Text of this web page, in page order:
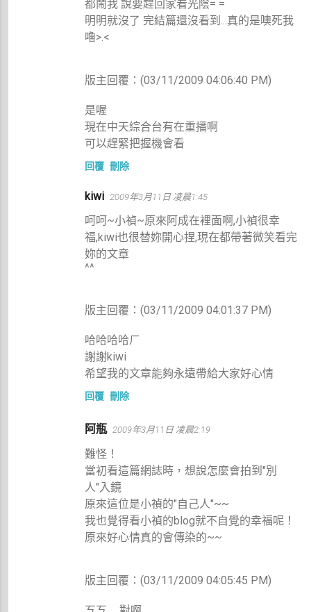
都鬧我 說要趕回家看光陰= =
明明就沒了 完結篇還沒看到...真的是噢死我
嚕>.<
版主回覆：(03/11/2009 04:06:40 PM)
是喔
現在中天綜合台有在重播啊
可以趕緊把握機會看
回覆 刪除
kiwi 2009年3月11日 凌晨1:45
呵呵~小禎~原來阿成在裡面啊,小禎很幸
福,kiwi也很替妳開心捏,現在都帶著微笑看完
妳的文章
^^
版主回覆：(03/11/2009 04:01:37 PM)
哈哈哈哈ㄏ
謝謝kiwi
希望我的文章能夠永遠帶給大家好心情
回覆 刪除
阿瓶 2009年3月11日 凌晨2:19
難怪！
當初看這篇網誌時，想說怎麼會拍到"別
人"入鏡
原來這位是小禎的"自己人"~~
我也覺得看小禎的blog就不自覺的幸福呢！
原來好心情真的會傳染的~~
版主回覆：(03/11/2009 04:05:45 PM)